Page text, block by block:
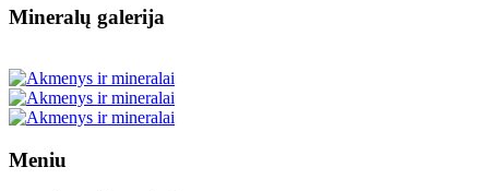
Mineralų galerija
Meniu